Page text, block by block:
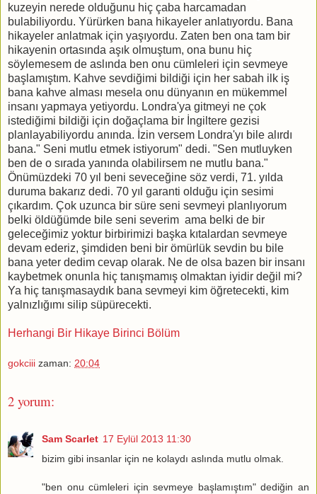
kuzeyin nerede olduğunu hiç çaba harcamadan
bulabiliyordu. Yürürken bana hikayeler anlatıyordu. Bana
hikayeler anlatmak için yaşıyordu. Zaten ben ona tam bir
hikayenin ortasında aşık olmuştum, ona bunu hiç
söylemesem de aslında ben onu cümleleri için sevmeye
başlamıştım. Kahve sevdiğimi bildiği için her sabah ilk iş
bana kahve alması mesela onu dünyanın en mükemmel
insanı yapmaya yetiyordu. Londra'ya gitmeyi ne çok
istediğimi bildiği için doğaçlama bir İngiltere gezisi
planlayabiliyordu anında. İzin versem Londra'yı bile alırdı
bana." Seni mutlu etmek istiyorum" dedi. "Sen mutluyken
ben de o sırada yanında olabilirsem ne mutlu bana."
Önümüzdeki 70 yıl beni seveceğine söz verdi, 71. yılda
duruma bakarız dedi. 70 yıl garanti olduğu için sesimi
çıkardım. Çok uzunca bir süre seni sevmeyi planlıyorum
belki öldüğümde bile seni severim ama belki de bir
geleceğimiz yoktur birbirimizi başka kıtalardan sevmeye
devam ederiz, şimdiden beni bir ömürlük sevdin bu bile
bana yeter dedim cevap olarak. Ne de olsa bazen bir insanı
kaybetmek onunla hiç tanışmamış olmaktan iyidir değil mi?
Ya hiç tanışmasaydık bana sevmeyi kim öğretecekti, kim
yalnızlığımı silip süpürecekti.
Herhangi Bir Hikaye Birinci Bölüm
gokciii zaman: 20:04
2 yorum:
Sam Scarlet 17 Eylül 2013 11:30
bizim gibi insanlar için ne kolaydı aslında mutlu olmak.
"ben onu cümleleri için sevmeye başlamıştım" dediğin an